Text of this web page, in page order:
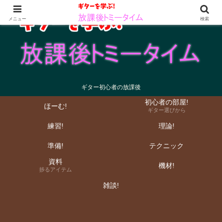
ギター初心者の放課後
ほーむ! 初心者の部屋!
ギター選びから
練習! 理論!
準備!
テクニック
資料
捗るアイテム 機材!
雑談!
メニュー 検索